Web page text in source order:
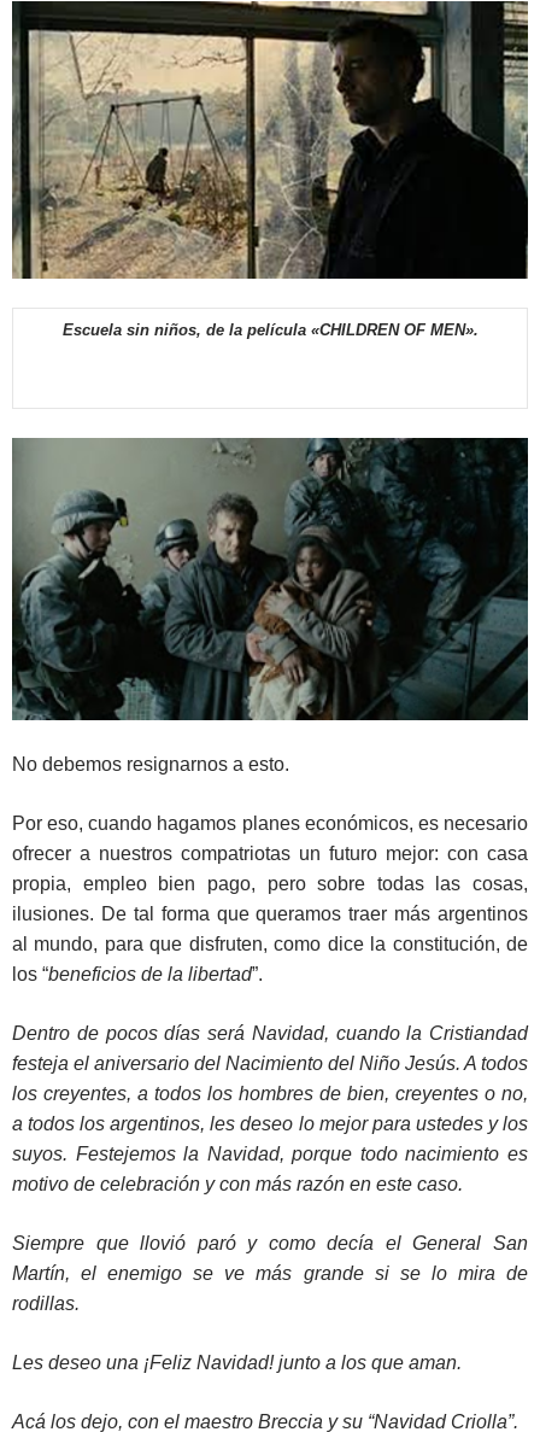
Escuela sin niños, de la película «CHILDREN OF MEN».
No debemos resignarnos a esto.
Por eso, cuando hagamos planes económicos, es necesario
ofrecer a nuestros compatriotas un futuro mejor: con casa
propia, empleo bien pago, pero sobre todas las cosas,
ilusiones. De tal forma que queramos traer más argentinos
al mundo, para que disfruten, como dice la constitución, de
los “beneficios de la libertad”.
Dentro de pocos días será Navidad, cuando la Cristiandad
festeja el aniversario del Nacimiento del Niño Jesús. A todos
los creyentes, a todos los hombres de bien, creyentes o no,
a todos los argentinos, les deseo lo mejor para ustedes y los
suyos. Festejemos la Navidad, porque todo nacimiento es
motivo de celebración y con más razón en este caso.
Siempre que llovió paró y como decía el General San
Martín, el enemigo se ve más grande si se lo mira de
rodillas.
Les deseo una ¡Feliz Navidad! junto a los que aman.
Acá los dejo, con el maestro Breccia y su “Navidad Criolla”.